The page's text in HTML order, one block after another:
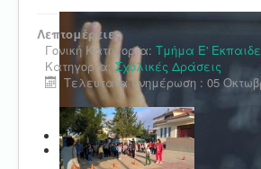
Λεπτομέρειες
Γονική Κατηγορία: Τμήμα Ε'
Κατηγορία: Σχολικές Δράσεις
Τελευταία ενημέρωση : 05